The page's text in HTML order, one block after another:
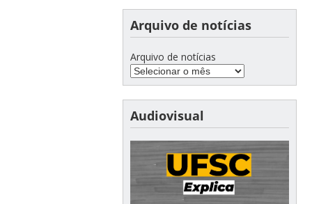
Arquivo de notícias
Arquivo de notícias
Audiovisual